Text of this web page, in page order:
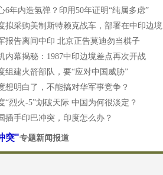
6年内造氢弹？印用50年证明“纯属多虑”
拟采购美制斯特赖克战车，部署在中印边境
报告离间中印 北京正告莫迪勿当棋子
内幕揭秘：1987中印边境差点再次开战
组建火箭部队，要“应对中国威胁”
想明白了，不能搞对华军事竞争？
“烈火-5”划破天际 中国为何很淡定？
插手印巴冲突，印度怎么办？
突"专题新闻报道